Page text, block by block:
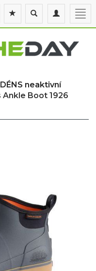
Toggle
navigation
Toggle
search
neaktivní
Ankle Boot 1926